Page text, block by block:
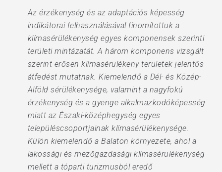
Az érzékenység és az adaptációs képesség
indikátorai felhasználásával finomítottuk a
klímasérülékenység egyes komponensek szerinti
területi mintázatát. A három komponens vizsgált
szerint erősen klímasérülékeny területek jelentős
átfedést mutatnak. Kiemelendő a Dél- és Közép-
Alföld sérülékenysége, valamint a nagyfokú
érzékenység és a gyenge alkalmazkodóképesség
miatt az Északi-középhegység egyes
településcsoportjainak klímasérülékenysége.
Külön kiemelendő a Balaton környezete, ahol a
lakossági és mezőgazdasági klímasérülékenység
mellett a tóparti turizmusból eredő